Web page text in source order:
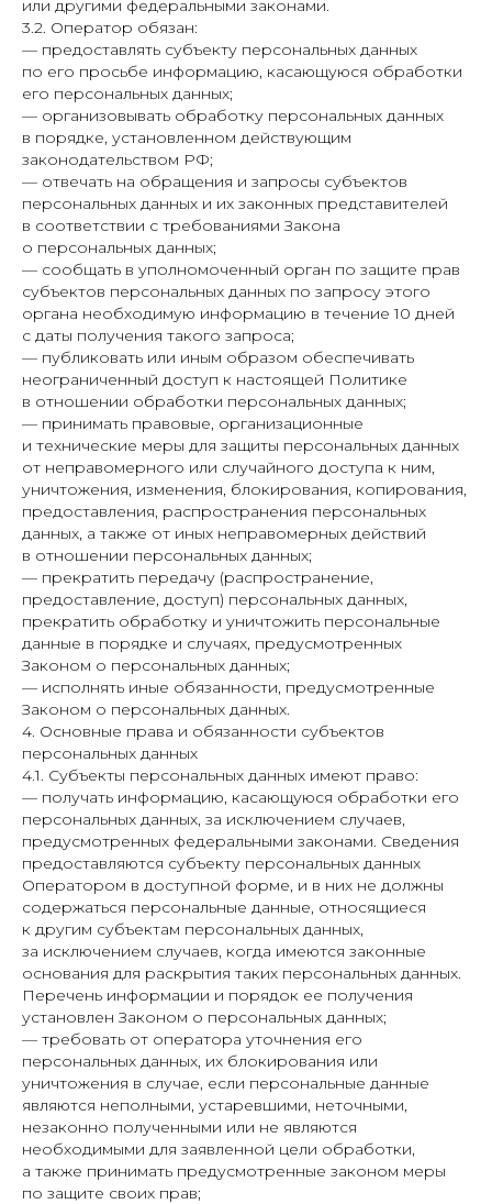
или другими федеральными законами.
3.2. Оператор обязан:
— предоставлять субъекту персональных данных
по его просьбе информацию, касающуюся обработки
его персональных данных;
— организовывать обработку персональных данных
в порядке, установленном действующим
законодательством РФ;
— отвечать на обращения и запросы субъектов
персональных данных и их законных представителей
в соответствии с требованиями Закона
о персональных данных;
— сообщать в уполномоченный орган по защите прав
субъектов персональных данных по запросу этого
органа необходимую информацию в течение 10 дней
с даты получения такого запроса;
— публиковать или иным образом обеспечивать
неограниченный доступ к настоящей Политике
в отношении обработки персональных данных;
— принимать правовые, организационные
и технические меры для защиты персональных данных
от неправомерного или случайного доступа к ним,
уничтожения, изменения, блокирования, копирования,
предоставления, распространения персональных
данных, а также от иных неправомерных действий
в отношении персональных данных;
— прекратить передачу (распространение,
предоставление, доступ) персональных данных,
прекратить обработку и уничтожить персональные
данные в порядке и случаях, предусмотренных
Законом о персональных данных;
— исполнять иные обязанности, предусмотренные
Законом о персональных данных.
4. Основные права и обязанности субъектов
персональных данных
4.1. Субъекты персональных данных имеют право:
— получать информацию, касающуюся обработки его
персональных данных, за исключением случаев,
предусмотренных федеральными законами. Сведения
предоставляются субъекту персональных данных
Оператором в доступной форме, и в них не должны
содержаться персональные данные, относящиеся
к другим субъектам персональных данных,
за исключением случаев, когда имеются законные
основания для раскрытия таких персональных данных.
Перечень информации и порядок ее получения
установлен Законом о персональных данных;
— требовать от оператора уточнения его
персональных данных, их блокирования или
уничтожения в случае, если персональные данные
являются неполными, устаревшими, неточными,
незаконно полученными или не являются
необходимыми для заявленной цели обработки,
а также принимать предусмотренные законом меры
по защите своих прав;